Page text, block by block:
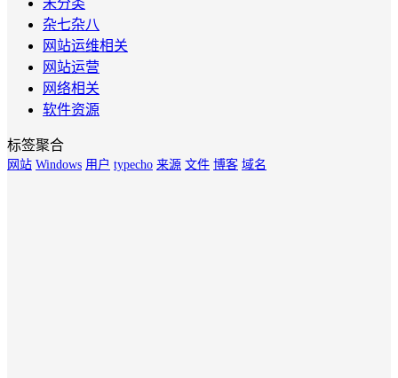
未分类
杂七杂八
网站运维相关
网站运营
网络相关
软件资源
标签聚合
网站 Windows 用户 typecho 来源 文件 博客 域名